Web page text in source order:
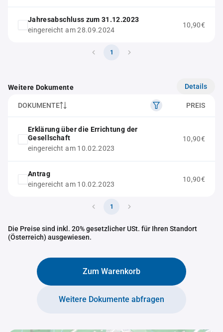
Jahresabschluss zum 31.12.2023
eingereicht am 28.09.2024
10,90€
1
Weitere Dokumente Details
DOKUMENTE PREIS
Erklärung über die Errichtung der
Gesellschaft
eingereicht am 10.02.2023
10,90€
Antrag
eingereicht am 10.02.2023
10,90€
1
Die Preise sind inkl. 20% gesetzlicher USt. für Ihren Standort
(Österreich) ausgewiesen.
Zum Warenkorb
Weitere Dokumente abfragen